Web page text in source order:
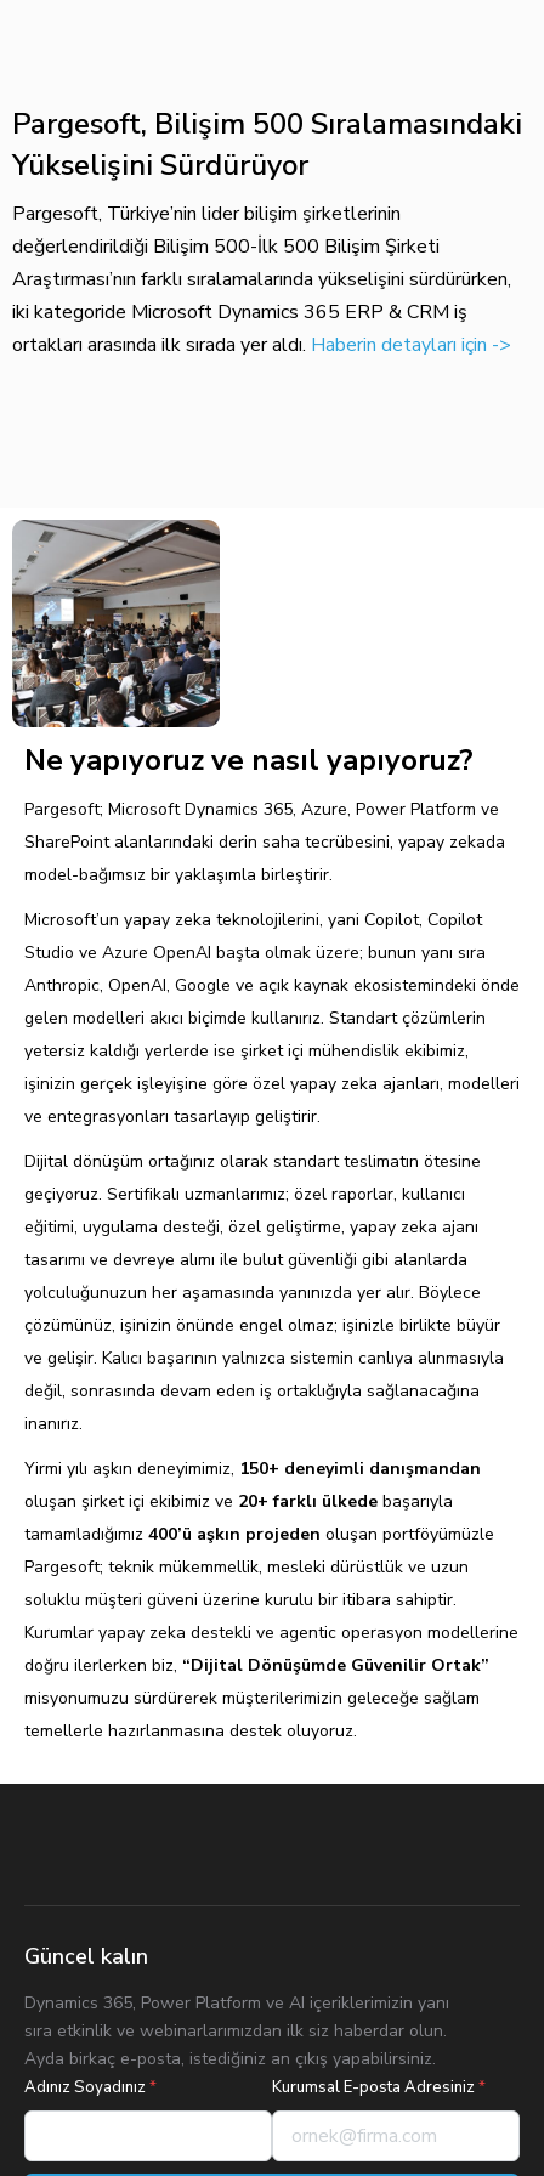
Pargesoft, Bilişim 500 Sıralamasındaki
Yükselişini Sürdürüyor​
Pargesoft, Türkiye’nin lider bilişim şirketlerinin
değerlendirildiği Bilişim 500-İlk 500 Bilişim Şirketi
Araştırması’nın farklı sıralamalarında yükselişini sürdürürken,
iki kategoride Microsoft Dynamics 365 ERP & CRM iş
ortakları arasında ilk sırada yer aldı. Haberin detayları için ->
Ne yapıyoruz ve nasıl yapıyoruz?
Pargesoft; Microsoft Dynamics 365, Azure, Power Platform ve
SharePoint alanlarındaki derin saha tecrübesini, yapay zekada
model-bağımsız bir yaklaşımla birleştirir.
Microsoft’un yapay zeka teknolojilerini, yani Copilot, Copilot
Studio ve Azure OpenAI başta olmak üzere; bunun yanı sıra
Anthropic, OpenAI, Google ve açık kaynak ekosistemindeki önde
gelen modelleri akıcı biçimde kullanırız. Standart çözümlerin
yetersiz kaldığı yerlerde ise şirket içi mühendislik ekibimiz,
işinizin gerçek işleyişine göre özel yapay zeka ajanları, modelleri
ve entegrasyonları tasarlayıp geliştirir.
Dijital dönüşüm ortağınız olarak standart teslimatın ötesine
geçiyoruz. Sertifikalı uzmanlarımız; özel raporlar, kullanıcı
eğitimi, uygulama desteği, özel geliştirme, yapay zeka ajanı
tasarımı ve devreye alımı ile bulut güvenliği gibi alanlarda
yolculuğunuzun her aşamasında yanınızda yer alır. Böylece
çözümünüz, işinizin önünde engel olmaz; işinizle birlikte büyür
ve gelişir. Kalıcı başarının yalnızca sistemin canlıya alınmasıyla
değil, sonrasında devam eden iş ortaklığıyla sağlanacağına
inanırız.
Yirmi yılı aşkın deneyimimiz, 150+ deneyimli danışmandan
oluşan şirket içi ekibimiz ve 20+ farklı ülkede başarıyla
tamamladığımız 400’ü aşkın projeden oluşan portföyümüzle
Pargesoft; teknik mükemmellik, mesleki dürüstlük ve uzun
soluklu müşteri güveni üzerine kurulu bir itibara sahiptir.
Kurumlar yapay zeka destekli ve agentic operasyon modellerine
doğru ilerlerken biz, “Dijital Dönüşümde Güvenilir Ortak”
misyonumuzu sürdürerek müşterilerimizin geleceğe sağlam
temellerle hazırlanmasına destek oluyoruz.
Güncel kalın
Dynamics 365, Power Platform ve AI içeriklerimizin yanı
sıra etkinlik ve webinarlarımızdan ilk siz haberdar olun.
Ayda birkaç e-posta, istediğiniz an çıkış yapabilirsiniz.
Adınız Soyadınız* Kurumsal E-posta Adresiniz*